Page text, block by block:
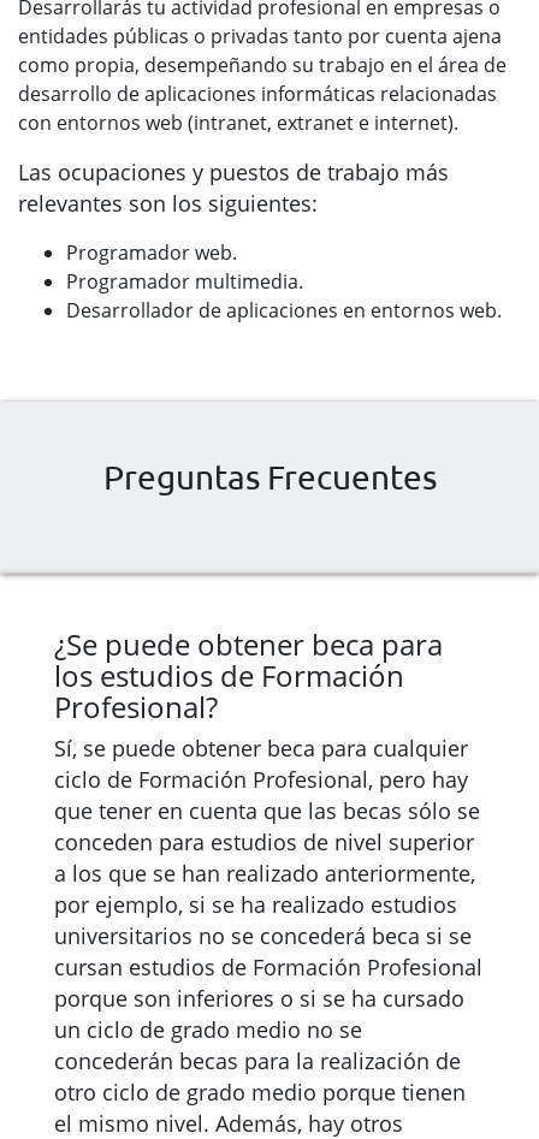
Desarrollarás tu actividad profesional en empresas o
entidades públicas o privadas tanto por cuenta ajena
como propia, desempeñando su trabajo en el área de
desarrollo de aplicaciones informáticas relacionadas
con entornos web (intranet, extranet e internet).
Las ocupaciones y puestos de trabajo más
relevantes son los siguientes:
Programador web.
Programador multimedia.
Desarrollador de aplicaciones en entornos web.
Preguntas Frecuentes
¿Se puede obtener beca para
los estudios de Formación
Profesional?
Sí, se puede obtener beca para cualquier
ciclo de Formación Profesional, pero hay
que tener en cuenta que las becas sólo se
conceden para estudios de nivel superior
a los que se han realizado anteriormente,
por ejemplo, si se ha realizado estudios
universitarios no se concederá beca si se
cursan estudios de Formación Profesional
porque son inferiores o si se ha cursado
un ciclo de grado medio no se
concederán becas para la realización de
otro ciclo de grado medio porque tienen
el mismo nivel. Además, hay otros